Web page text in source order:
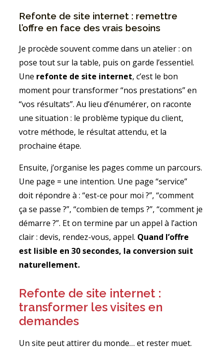
Refonte de site internet : remettre
l’offre en face des vrais besoins
Je procède souvent comme dans un atelier : on
pose tout sur la table, puis on garde l’essentiel.
Une refonte de site internet, c’est le bon
moment pour transformer “nos prestations” en
“vos résultats”. Au lieu d’énumérer, on raconte
une situation : le problème typique du client,
votre méthode, le résultat attendu, et la
prochaine étape.
Ensuite, j’organise les pages comme un parcours.
Une page = une intention. Une page “service”
doit répondre à : “est-ce pour moi ?”, “comment
ça se passe ?”, “combien de temps ?”, “comment je
démarre ?”. Et on termine par un appel à l’action
clair : devis, rendez-vous, appel. Quand l’offre
est lisible en 30 secondes, la conversion suit
naturellement.
Refonte de site internet :
transformer les visites en
demandes
Un site peut attirer du monde… et rester muet.